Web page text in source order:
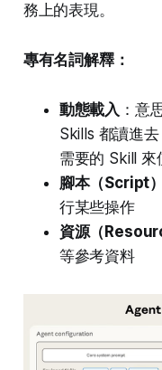
務上的表現。
專有名詞解釋：
動態載入 ：意
Skills 都讀進
需要的 Skill 來
腳本（Script）
行某些操作
資源（
等參考資料